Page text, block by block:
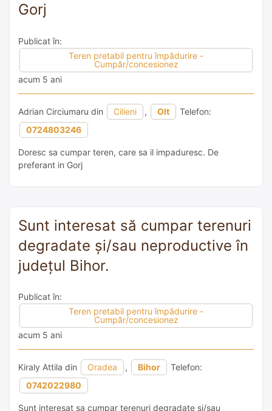
Gorj
Publicat în:
Teren pretabil pentru împădurire -
Cumpăr/concesionez
acum 5 ani
Adrian Circiumaru din Cilieni , Olt
Telefon:
0724803246
Doresc sa cumpar teren, care sa il impaduresc. De
preferant in Gorj
Sunt interesat să cumpar terenuri
degradate și/sau neproductive în
județul Bihor.
Publicat în:
Teren pretabil pentru împădurire -
Cumpăr/concesionez
acum 5 ani
Kiraly Attila din Oradea , Bihor
Telefon:
0742022980
Sunt interesat sa cumpar terenuri degradate si/sau